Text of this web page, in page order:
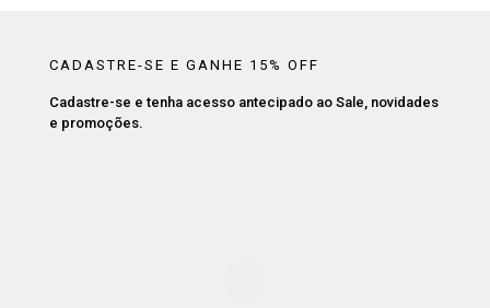
CADASTRE-SE E GANHE 15% OFF
Cadastre-se e tenha acesso antecipado ao Sale, novidades
e promoções.